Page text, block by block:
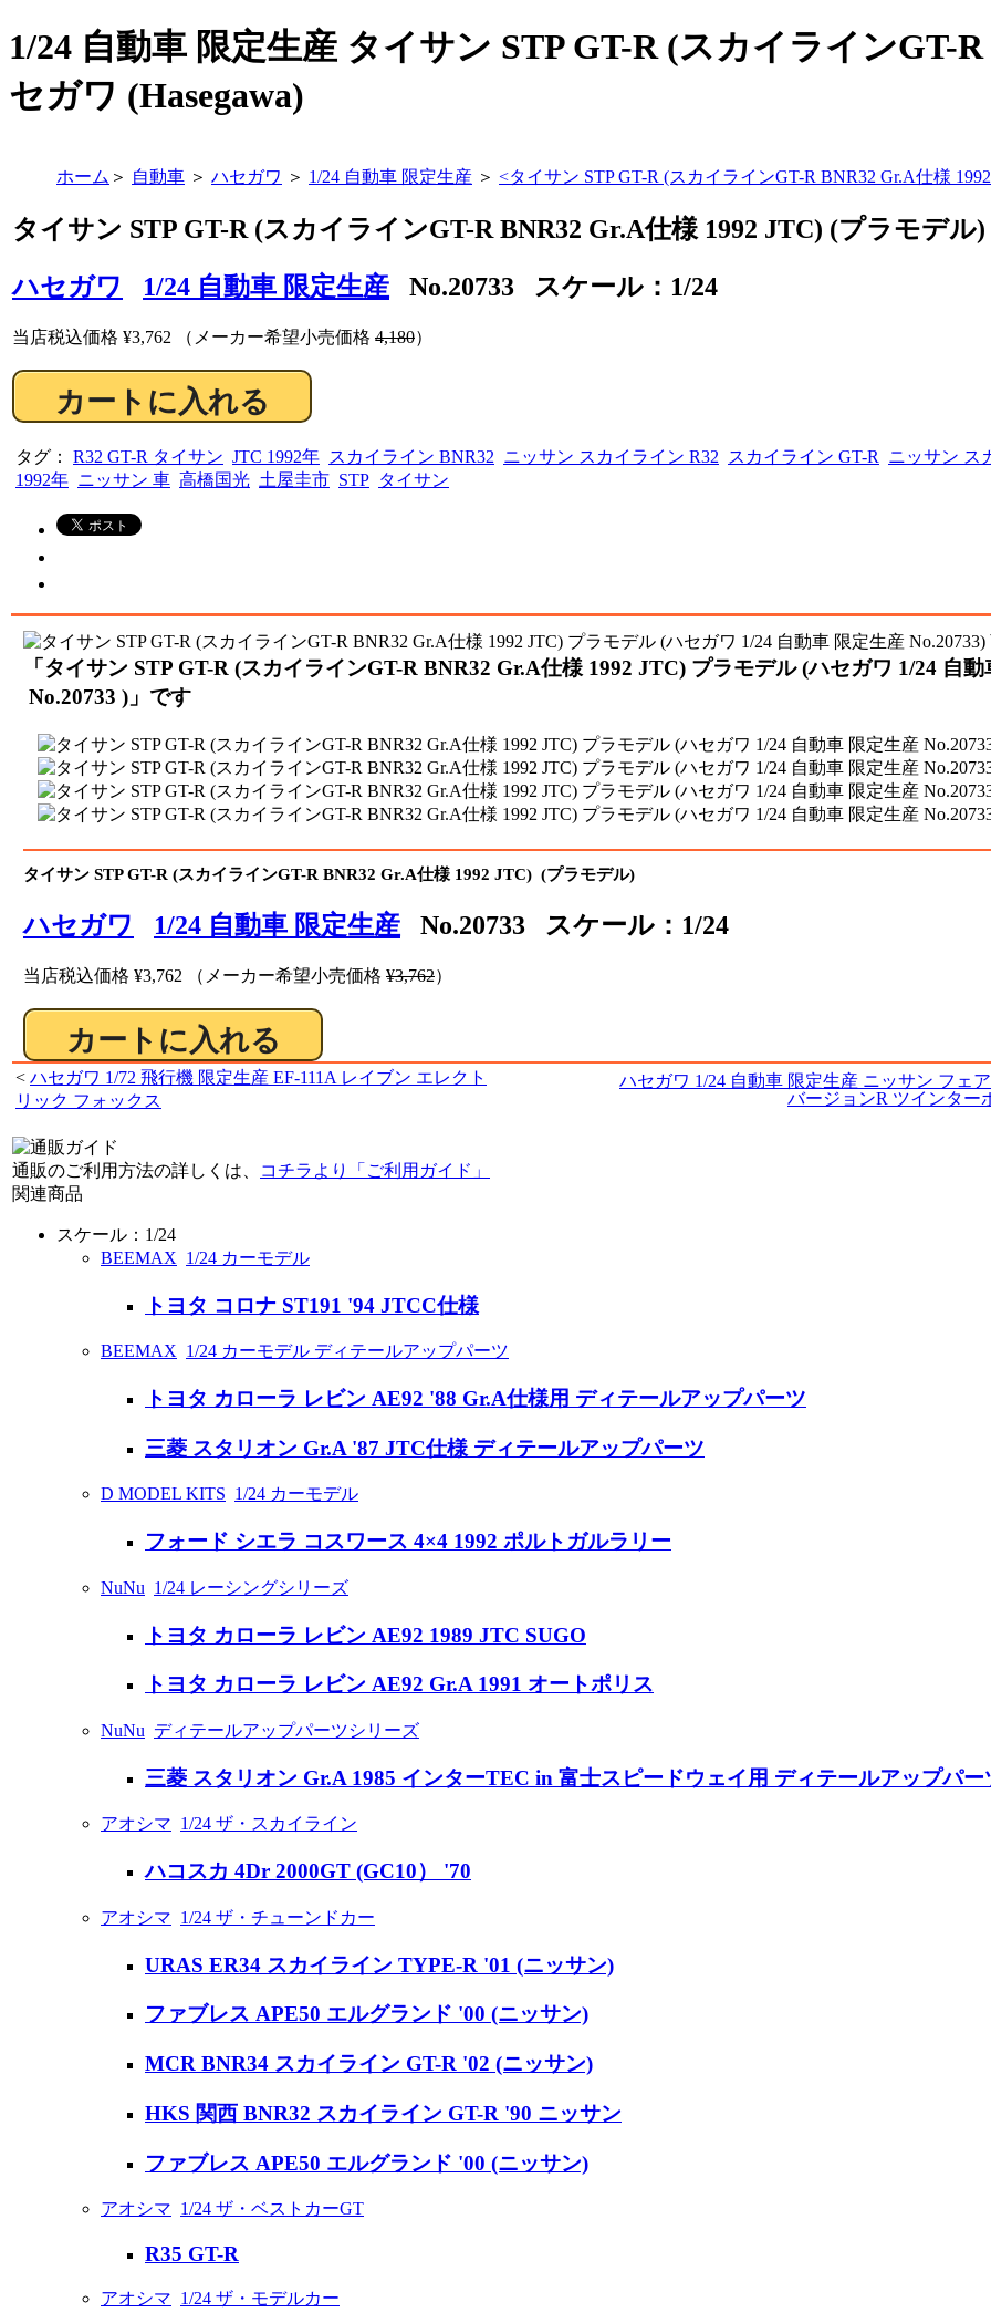
1/24 自動車 限定生産 タイサン STP GT-R (スカイラインGT-
セガワ (Hasegawa)
ホーム ＞ 自動車 ＞ ハセガワ ＞ 1/24 自動車 限定生産 ＞ <タイサン STP GT-R (スカイラインGT-R BNR32 Gr.A仕様
タイサン STP GT-R (スカイラインGT-R BNR32 Gr.A仕様 1992 JTC) (プラモデル)
ハセガワ
1/24 自動車 限定生産 No.20733 スケール：1/24
当店税込価格 ¥3,762 （メーカー希望小売価格 4,180）
タグ： R32 GT-R タイサン JTC 1992年 スカイライン BNR32 ニッサン スカイライン R32 スカイライン GT-R
ニッサン ス
1992年 ニッサン 車 高橋国光 土屋圭市 STP タイサン
「タイサン STP GT-R (スカイラインGT-R BNR32 Gr.A仕様 1992 JTC) プラモデル (ハセガワ 1/24 自
No.20733 )」です
タイサン STP GT-R (スカイラインGT-R BNR32 Gr.A仕様 1992 JTC) (プラモデル)
ハセガワ 1/24 自動車 限定生産 No.20733 スケール：1/24
当店税込価格 ¥3,762 （メーカー希望小売価格 ¥3,762）
< ハセガワ 1/72 飛行機 限定生産 EF-111A レイブン エレクト
リック フォックス
ハセガワ 1/24 自動車 限定生産 ニッサン フェ
バージョンR ツインター
通販のご利用方法の詳しくは、
コチラより「ご利用ガイド」
関連商品
スケール：1/24
BEEMAX 1/24 カーモデル
トヨタ コロナ ST191 '94 JTCC仕様
BEEMAX 1/24 カーモデル ディテールアップパーツ
トヨタ カローラ レビン AE92 '88 Gr.A仕様用 ディテールアップパーツ
三菱 スタリオン Gr.A '87 JTC仕様 ディテールアップパーツ
D MODEL KITS 1/24 カーモデル
フォード シエラ コスワース 4×4 1992 ポルトガルラリー
NuNu 1/24 レーシングシリーズ
トヨタ カローラ レビン AE92 1989 JTC SUGO
トヨタ カローラ レビン AE92 Gr.A 1991 オートポリス
NuNu ディテールアップパーツシリーズ
三菱 スタリオン Gr.A 1985 インターTEC in 富士スピードウェイ用 ディテールアップパー
アオシマ 1/24 ザ・スカイライン
ハコスカ 4Dr 2000GT (GC10） '70
アオシマ 1/24 ザ・チューンドカー
URAS ER34 スカイライン TYPE-R '01 (ニッサン)
ファブレス APE50 エルグランド '00 (ニッサン)
MCR BNR34 スカイライン GT-R '02 (ニッサン)
HKS 関西 BNR32 スカイライン GT-R '90 ニッサン
ファブレス APE50 エルグランド '00 (ニッサン)
アオシマ 1/24 ザ・ベストカーGT
R35 GT-R
アオシマ 1/24 ザ・モデルカー